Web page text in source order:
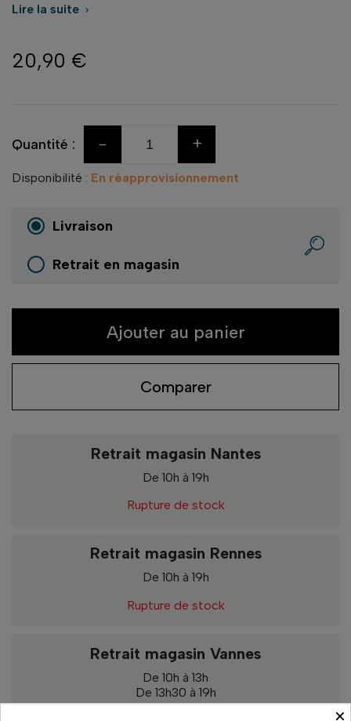
Lire la suite 
20,90 €
Quantité : - +
Disponibilité : En réapprovisionnement
Livraison
Retrait en magasin
Ajouter au panier
Comparer
Retrait magasin Nantes
De 10h à 19h
Rupture de stock
Retrait magasin Rennes
De 10h à 19h
Rupture de stock
Retrait magasin Vannes
De 10h à 13h
De 13h30 à 19h